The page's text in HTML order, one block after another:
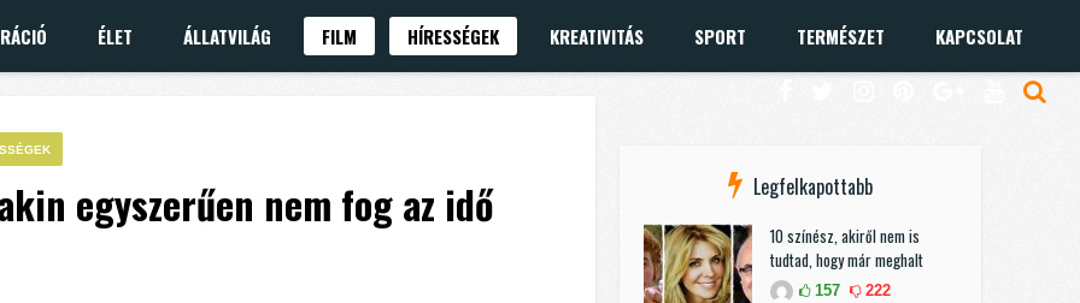
ÉLET ÁLLATVILÁG FILM HÍRESSÉGEK KREATIVITÁS SPORT TERMÉSZET KAPCSOLAT
egyszerűen nem fog az idő Legfelkapottabb
10 színész, akiről nem is
tudtad, hogy már meghalt
157 222